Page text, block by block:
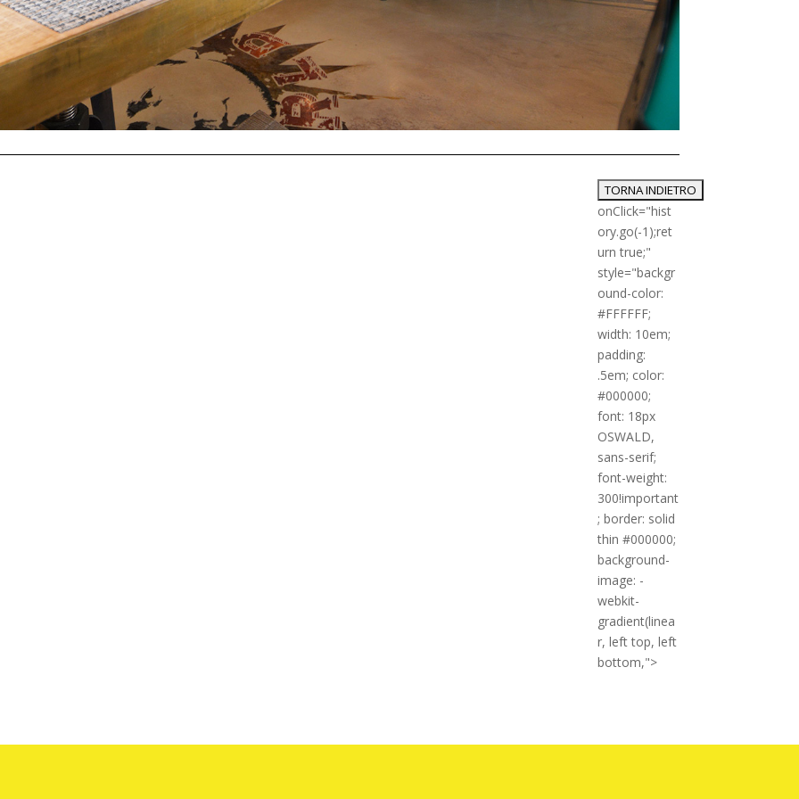
onClick="hist
ory.go(-1);ret
urn true;"
style="backgr
ound-color:
#FFFFFF;
width: 10em;
padding:
.5em; color:
#000000;
font: 18px
OSWALD,
sans-serif;
font-weight:
300!important
; border: solid
thin #000000;
background-
image: -
webkit-
gradient(linea
r, left top, left
bottom,">